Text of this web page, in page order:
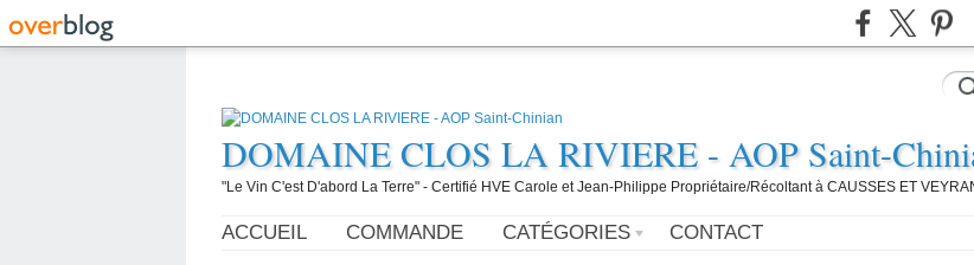
DOMAINE CLOS LA RIVIERE - AOP Saint-
"Le Vin C'est D'abord La Terre" - Certifié HVE Carole et Jean-Philippe Propriétaire/Récoltant à CAUSSES ET
ACCUEIL COMMANDE CATÉGORIES CONTACT